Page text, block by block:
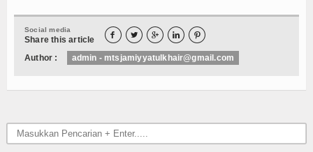
Acara
SISTEM INFORMASI
Raport Digital
simpatika
Social media
Share this article     
Author : admin - mtsjamiyyatulkhair@gmail.com